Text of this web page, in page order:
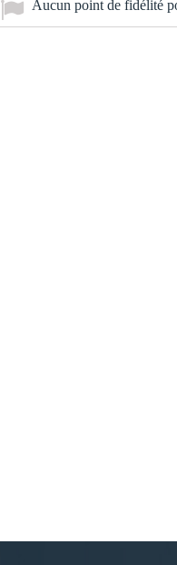
Aucun point de fidélité